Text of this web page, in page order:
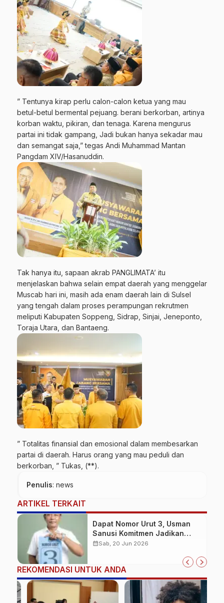
” Tentunya kirap perlu calon-calon ketua yang mau
betul-betul bermental pejuang. berani berkorban, artinya
korban waktu, pikiran, dan tenaga. Karena mengurus
partai ini tidak gampang, Jadi bukan hanya sekadar mau
dan semangat saja,” tegas Andi Muhammad Mantan
Pangdam XIV/Hasanuddin.
Tak hanya itu, sapaan akrab PANGLIMATA’ itu
menjelaskan bahwa selain empat daerah yang menggelar
Muscab hari ini, masih ada enam daerah lain di Sulsel
yang tengah dalam proses perampungan rekrutmen
meliputi Kabupaten Soppeng, Sidrap, Sinjai, Jeneponto,
Toraja Utara, dan Bantaeng.
” Totalitas finansial dan emosional dalam membesarkan
partai di daerah. Harus orang yang mau peduli dan
berkorban, ” Tukas, (**).
Penulis: news
ARTIKEL TERKAIT
Dapat Nomor Urut 3, Usman
Sanusi Komitmen Jadikan
Desa Buntuna Jauh lebih Baik
calendar_monthSab, 20 Jun 2026
REKOMENDASI UNTUK ANDA